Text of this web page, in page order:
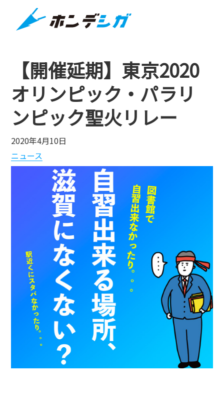
【開催延期】東京2020
オリンピック・パラリ
ンピック聖火リレー
2020年4月10日
ニュース